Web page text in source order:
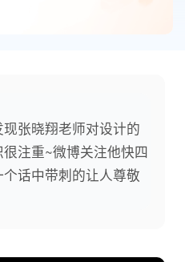
张晓翔老师对设计的
注重~微博关注他快四
话中带刺的让人尊敬